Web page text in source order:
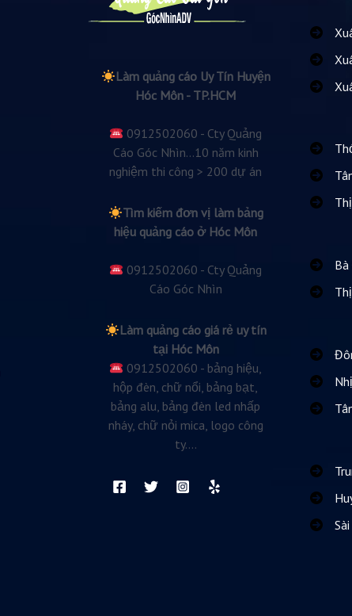
Làm quảng cáo Uy Tín Huyện
Hóc Môn - TP.HCM
0912502060 - Cty Quảng
Cáo Góc Nhìn...10 năm kinh
nghiệm thi công > 200 dự án
Tìm kiếm đơn vị làm bảng
hiệu quảng cáo ở Hóc Môn
0912502060 - Cty Quảng
Cáo Góc Nhìn
Làm quảng cáo giá rẻ uy tín
tại Hóc Môn
0912502060 - bảng hiệu,
hộp đèn, chữ nổi, bảng bạt,
bảng alu, bảng đèn led nhấp
nháy, chữ nỏi mica, logo công
ty....